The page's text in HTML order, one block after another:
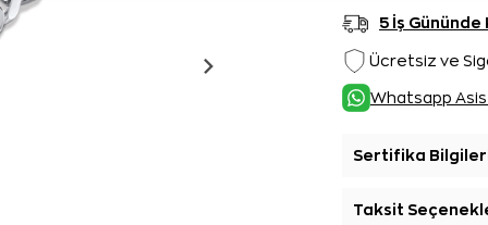
5 İş
Ücretsiz ve
Whatsapp
Sertifika
Taksit